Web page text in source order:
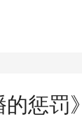
惩罚